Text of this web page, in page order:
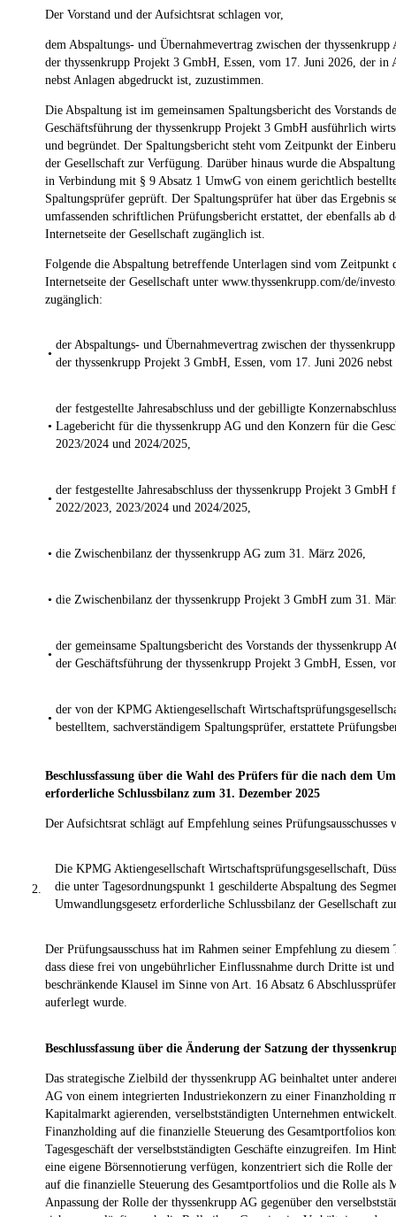
Der Vorstand und der Aufsichtsrat schlagen vor,
dem Abspaltungs- und Übernahmevertrag zwischen der
der thyssenkrupp Projekt 3 GmbH, Essen, vom 17. Juni 2026, der
nebst Anlagen abgedruckt ist, zuzustimmen.
Die Abspaltung ist im gemeinsamen Spaltungsbericht des Vorstands
Geschäftsführung der thyssenkrupp Projekt 3 GmbH ausführlich
und begründet. Der Spaltungsbericht steht vom Zeitpunkt der
der Gesellschaft zur Verfügung. Darüber hinaus wurde die
in Verbindung mit § 9 Absatz 1 UmwG von einem gerichtlich
Spaltungsprüfer geprüft. Der Spaltungsprüfer hat über das Ergebnis
umfassenden schriftlichen Prüfungsbericht erstattet, der ebenfalls ab
Internetseite der Gesellschaft zugänglich ist.
Folgende die Abspaltung betreffende Unterlagen sind vom Zeitpunkt
Internetseite der Gesellschaft unter www.thyssenkrupp.com/de/
zugänglich:
•
der Abspaltungs- und Übernahmevertrag zwischen der
der thyssenkrupp Projekt 3 GmbH, Essen, vom 17. Juni 2026 nebst
•
der festgestellte Jahresabschluss und der gebilligte
Lagebericht für die thyssenkrupp AG und den Konzern für die
2023/2024 und 2024/2025,
•
der festgestellte Jahresabschluss der thyssenkrupp Projekt 3 GmbH
2022/2023, 2023/2024 und 2024/2025,
• die Zwischenbilanz der thyssenkrupp AG zum 31. März 2026,
• die Zwischenbilanz der thyssenkrupp Projekt 3 GmbH zum 31.
•
der gemeinsame Spaltungsbericht des Vorstands der thyssenkrupp
der Geschäftsführung der thyssenkrupp Projekt 3 GmbH, Essen,
•
der von der KPMG Aktiengesellschaft
bestelltem, sachverständigem Spaltungsprüfer, erstattete
2.
Beschlussfassung über die Wahl des Prüfers für die nach dem
erforderliche Schlussbilanz zum 31. Dezember 2025
Der Aufsichtsrat schlägt auf Empfehlung seines Prüfungsausschusses
Die KPMG Aktiengesellschaft Wirtschaftsprüfungsgesellschaft,
die unter Tagesordnungspunkt 1 geschilderte Abspaltung des
Umwandlungsgesetz erforderliche Schlussbilanz der Gesellschaft
Der Prüfungsausschuss hat im Rahmen seiner Empfehlung zu
dass diese frei von ungebührlicher Einflussnahme durch Dritte ist
beschränkende Klausel im Sinne von Art. 16 Absatz 6
auferlegt wurde.
Beschlussfassung über die Änderung der Satzung der
Das strategische Zielbild der thyssenkrupp AG beinhaltet unter
AG von einem integrierten Industriekonzern zu einer Finanzholding
Kapitalmarkt agierenden, verselbstständigten Unternehmen
Finanzholding auf die finanzielle Steuerung des Gesamtportfolios
Tagesgeschäft der verselbstständigten Geschäfte einzugreifen. Im
eine eigene Börsennotierung verfügen, konzentriert sich die Rolle
auf die finanzielle Steuerung des Gesamtportfolios und die Rolle als
Anpassung der Rolle der thyssenkrupp AG gegenüber den